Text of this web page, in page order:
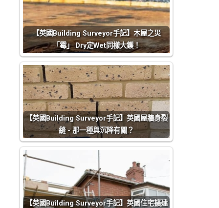
【英國Building Surveyor手記】木屋之災
「霉」 Dry定Wet同樣大鑊！
【英國Building Surveyor手記】英國屋牆身裂
縫 - 那一種與沉降有關？
【英國Building Surveyor手記】英國住宅擴建